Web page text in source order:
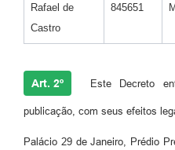
Rafael de
Castro
845651
Art. 2º Este Decreto
publicação, com seus efeitos
Palácio 29 de Janeiro, Prédio